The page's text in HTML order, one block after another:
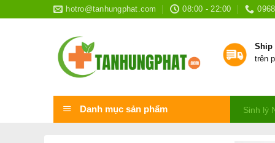
hotro@tanhungphat.com 08:00 - 22:00
Ship
trên
Danh mục sản phẩm Sinh lý